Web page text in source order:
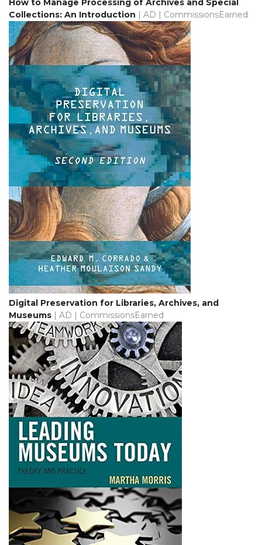
How to Manage Processing of Archives and Special
Collections: An Introduction | AD | CommissionsEarned
Digital Preservation for Libraries, Archives, and
Museums | AD | CommissionsEarned